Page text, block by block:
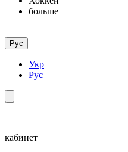
больше
Рус
Укр
Рус
кабинет